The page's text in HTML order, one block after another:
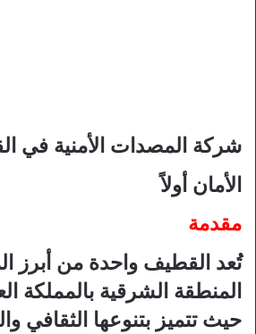
شركة المصدات الأمنية في
الأمان أولاً
مقدمة
تُعد القطيف واحدة من أبرز
المنطقة الشرقية بالمملكة
حيث تتميز بتنوعها الثقافي